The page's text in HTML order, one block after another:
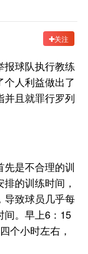
关注
报球队执行教练
人利益做出了
并且就罪行罗列
先是不合理的训
的训练时间，
导致球员几乎每
间。早上6：15
个小时左右，